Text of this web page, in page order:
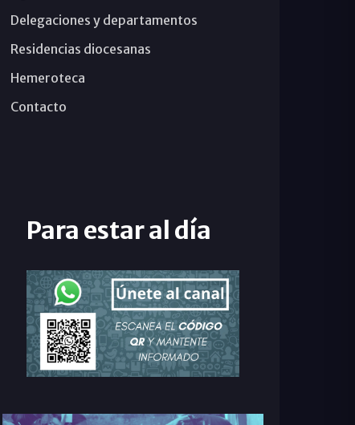
Delegaciones y departamentos
Residencias diocesanas
Hemeroteca
Contacto
Para estar al día